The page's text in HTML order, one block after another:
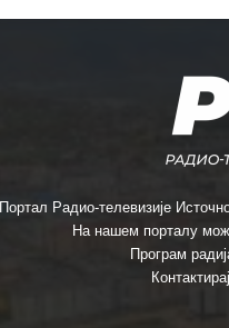
Портал Радио-телевизије
На нашем порталу
Програм